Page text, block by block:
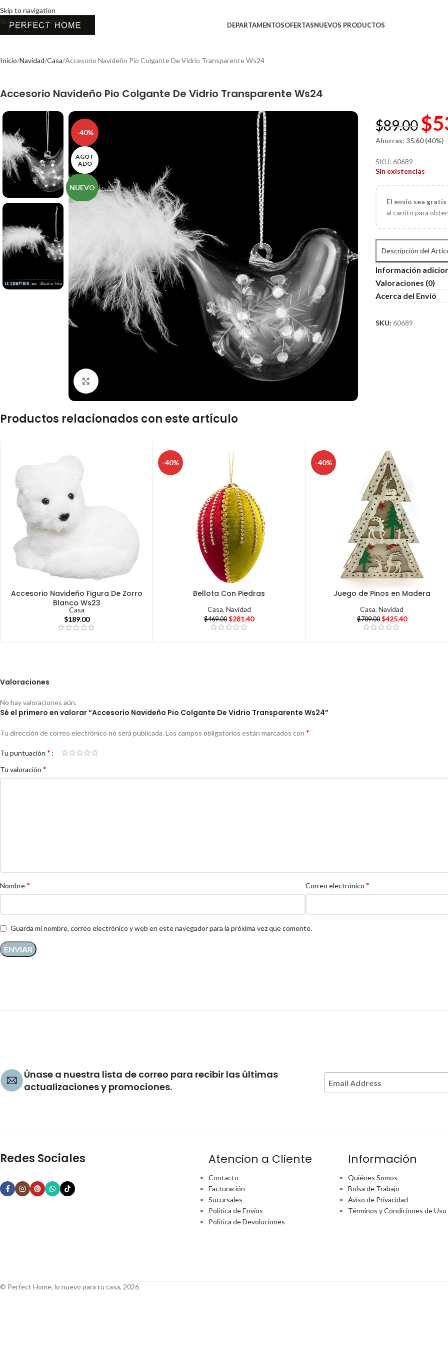
Skip to navigation
Skip to main content
DEPARTAMENTOSOFERTASNUEVOS PRODUCTOS
Inicio Navidad Casa Accesorio Navideño Pio Colgante De Vidrio Transparente Ws24
Accesorio Navideño Pio Colgante De Vidrio Transparente Ws24
-40%
AGOT
ADO
NUEVO
$89.00 $
Ahorras: 35.60 (40%)
SKU:60689
Sin existencias
El envío sea
al carrito para
Descripción del
Información
Valoraciones (0)
Acerca del Envió
SKU:60689
Productos relacionados con este artículo
Accesorio Navideño Figura De Zorro
Blanco Ws23
Casa
$189.00
-40%
Bellota Con Piedras
Casa, Navidad
$469.00 $281.40
-40%
Juego de Pinos en Madera
Casa,Navidad
$709.00 $425.40
Valoraciones
No hay valoraciones aún.
Sé el primero en valorar “Accesorio Navideño Pio Colgante De Vidrio Transparente Ws24”
Tu dirección de correo electrónico no será publicada. Los campos obligatorios están marcados con *
Tu puntuación *
Tu valoración *
Nombre* Correo electrónico *
Guarda mi nombre, correo electrónico y web en este navegador para la próxima vez que comente.
Únase a nuestra lista de correo para recibir las últimas
actualizaciones y promociones.
Redes Sociales Atencion a Cliente
Contacto
Facturación
Sucursales
Política de Envíos
Política de Devoluciones
Información
Quiénes Somos
Bolsa de Trabajo
Aviso de Privacidad
Términos y Condiciones de Uso
© Perfect Home, lo nuevo para tu casa, 2026